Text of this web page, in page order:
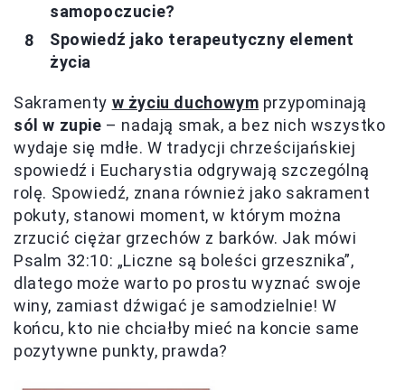
samopoczucie?
Spowiedź jako terapeutyczny element
życia
Sakramenty w życiu duchowym przypominają
sól w zupie – nadają smak, a bez nich wszystko
wydaje się mdłe. W tradycji chrześcijańskiej
spowiedź i Eucharystia odgrywają szczególną
rolę. Spowiedź, znana również jako sakrament
pokuty, stanowi moment, w którym można
zrzucić ciężar grzechów z barków. Jak mówi
Psalm 32:10: „Liczne są boleści grzesznika”,
dlatego może warto po prostu wyznać swoje
winy, zamiast dźwigać je samodzielnie! W
końcu, kto nie chciałby mieć na koncie same
pozytywne punkty, prawda?